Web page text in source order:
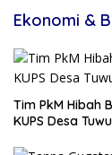
Ekonomi &
Tim PkM Hibah
KUPS Desa